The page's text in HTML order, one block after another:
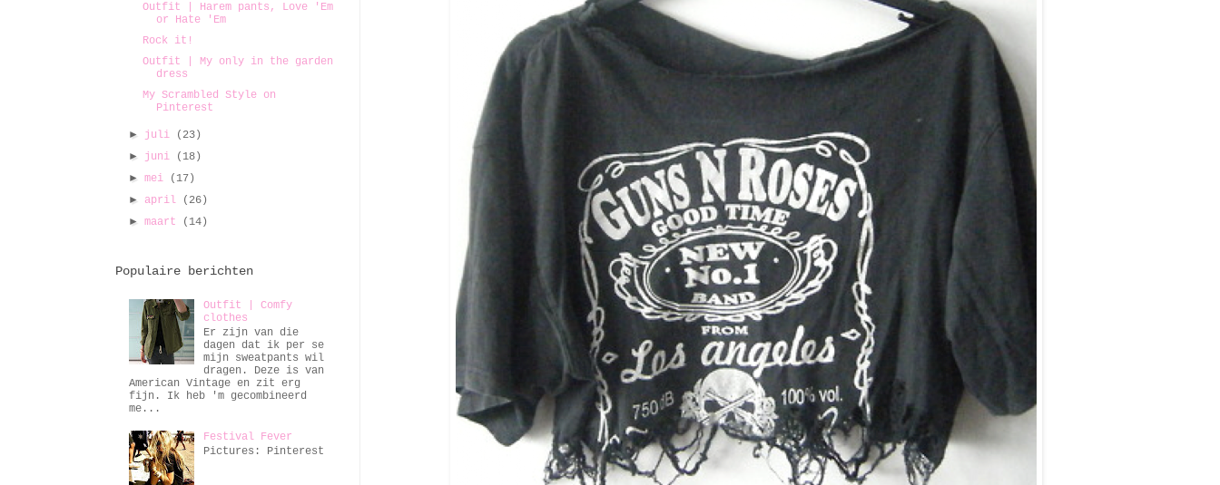
Outfit | Harem pants, Love 'Em
or Hate 'Em
Rock it!
Outfit | My only in the garden
dress
My Scrambled Style on
Pinterest
► juli
(23)
► juni
(18)
►mei
(17)
► april
(26)
►maart (14)
Populaire berichten
Outfit | Comfy
clothes
Er zijn van die
dagen dat ik per se
mijn sweatpants wil
dragen. Deze is van
American Vintage en zit erg
fijn. Ik heb 'm gecombineerd
me...
Festival Fever
Pictures: Pinterest